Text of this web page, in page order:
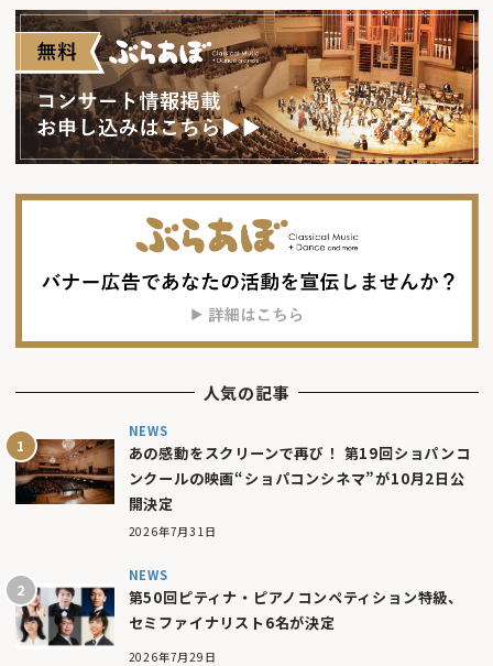
人気の記事
NEWS
あの感動をスクリーンで再び！ 第19回ショパンコ
ンクールの映画“ショパコンシネマ”が10月2日公
開決定
2026年7月31日
NEWS
第50回ピティナ・ピアノコンペティション特級、
セミファイナリスト6名が決定
2026年7月29日